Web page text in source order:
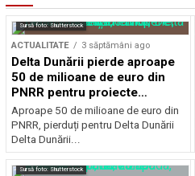
Sursă foto: Shutterstock
ACTUALITATE 3 săptămâni ago
Delta Dunării pierde aproape
50 de milioane de euro din
PNRR pentru proiecte
esențiale
Aproape 50 de milioane de euro din
PNRR, pierduți pentru Delta Dunării
Delta Dunării...
Sursă foto: Shutterstock